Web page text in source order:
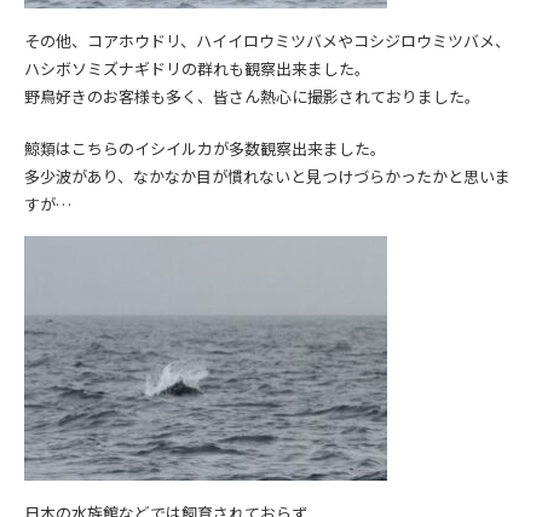
その他、コアホウドリ、ハイイロウミツバメやコシジロウミツバメ、
ハシボソミズナギドリの群れも観察出来ました。
野鳥好きのお客様も多く、皆さん熱心に撮影されておりました。
鯨類はこちらのイシイルカが多数観察出来ました。
多少波があり、なかなか目が慣れないと見つけづらかったかと思いま
すが…
日本の水族館などでは飼育されておらず